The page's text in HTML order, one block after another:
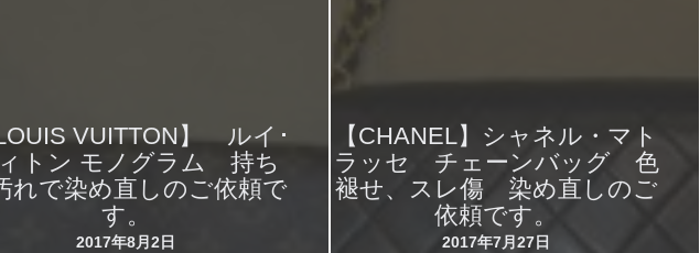
VUITTON】 ルイ･
トン モノグラム 持ち
れで染め直しのご依頼で
す。
2017年8月2日
【CHANEL】シャネル・マト
ラッセ チェーンバッグ 色
褪せ、スレ傷 染め直しのご
依頼です。
2017年7月27日